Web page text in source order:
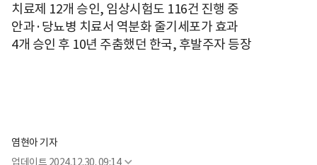
치료제 12개 승인, 임상시험도 116건 진행 중
안과·당뇨병 치료서 역분화 줄기세포가 효과
4개 승인 후 10년 주춤했던 한국, 후발주자 등장
염현아 기자
업데이트 2024.12.30. 09:14